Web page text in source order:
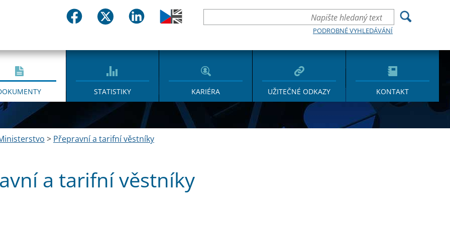
PODROBNÉ VYHLEDÁVÁNÍ
STATISTIKY KARIÉRA UŽITEČNÉ ODKAZY KONTAKT
> Přepravní a tarifní věstníky
a tarifní věstníky